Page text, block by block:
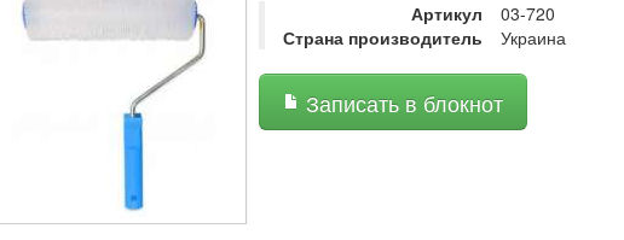
Артикул
03-720
Страна производитель
Украина
Записать в блокнот